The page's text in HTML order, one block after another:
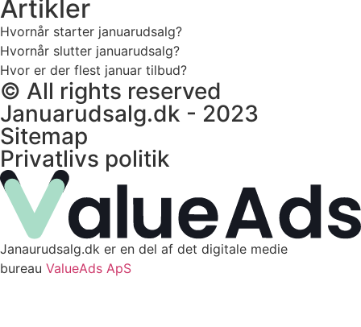
Artikler
Hvornår starter januarudsalg?
Hvornår slutter januarudsalg?
Hvor er der flest januar tilbud?
© All rights reserved
Januarudsalg.dk - 2023
Sitemap
Privatlivs politik
Janaurudsalg.dk er en del af det digitale medie
bureau ValueAds ApS